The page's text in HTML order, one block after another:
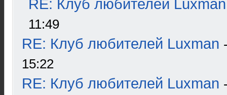
RE: Клуб любителей Luxman
11:49
RE: Клуб любителей Luxman
15:22
RE: Клуб любителей Luxman